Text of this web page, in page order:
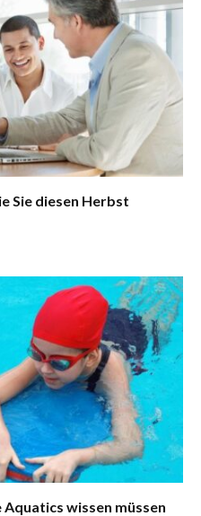
Sie diesen Herbst
wissen müssen